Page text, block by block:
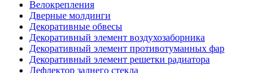
Велокрепления
Дверные молдинги
Декоративные обвесы
Декоративный элемент воздухозаборника
Декоративный элемент противотуманных фар
Декоративный элемент решетки радиатора
Дефлектор заднего стекла